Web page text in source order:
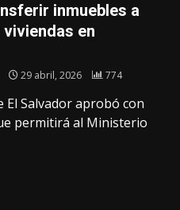
inmuebles a
viviendas en
29 abril, 2026 774
El Salvador aprobó con
permitirá al Ministerio